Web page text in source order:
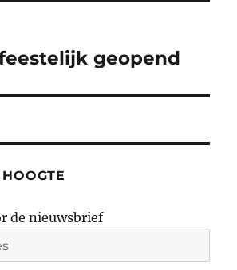
geopend
de nieuwsbrief